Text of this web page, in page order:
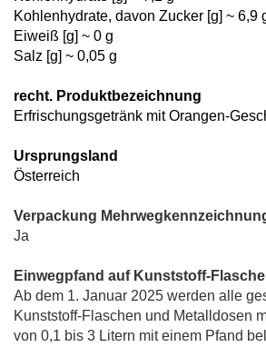
Kohlenhydrate, davon Zucker [g] ~ 6,9
Eiweiß [g] ~ 0 g
Salz [g] ~ 0,05 g
recht. Produktbezeichnung
Erfrischungsgetränk mit Orangen-
Ursprungsland
Österreich
Verpackung
Ja
Einwegpfand auf Kunststoff-
Ab dem 1. Januar 2025 werden alle
Kunststoff-Flaschen und Metalldosen
von 0,1 bis 3 Litern mit einem Pfand